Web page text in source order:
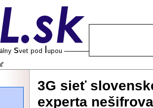
3G sieť
experta